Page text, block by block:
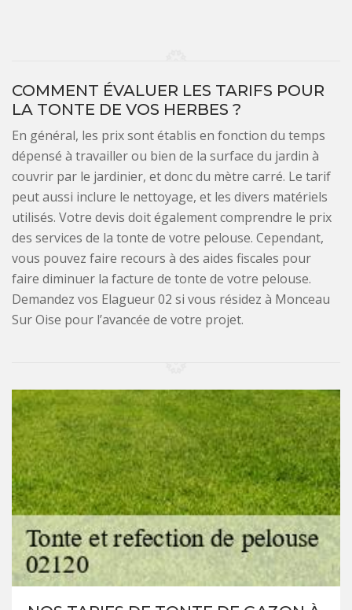
COMMENT ÉVALUER LES TARIFS POUR
LA TONTE DE VOS HERBES ?
En général, les prix sont établis en fonction du temps
dépensé à travailler ou bien de la surface du jardin à
couvrir par le jardinier, et donc du mètre carré. Le tarif
peut aussi inclure le nettoyage, et les divers matériels
utilisés. Votre devis doit également comprendre le prix
des services de la tonte de votre pelouse. Cependant,
vous pouvez faire recours à des aides fiscales pour
faire diminuer la facture de tonte de votre pelouse.
Demandez vos Elagueur 02 si vous résidez à Monceau
Sur Oise pour l’avancée de votre projet.